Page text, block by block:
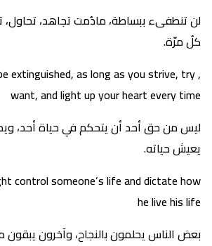
لن تنطفىء ببساطة، مادُمت تجاهد، تحاول،
كلُ مرّة.
extinguished, as long as you strive, try ,
want, and light up your heart every time
ليس من حق أحد أن يتحكم في حياة أحد،
يعيش حياته.
control someone’s life and dictate how
he live his life
بعض الناس يحلمون بالنجاح، وآخرون